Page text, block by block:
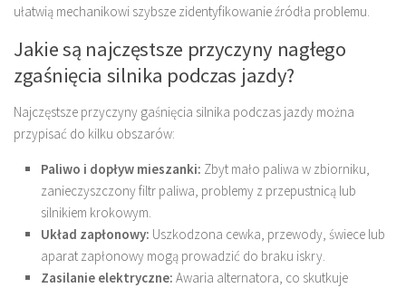
ułatwią mechanikowi szybsze zidentyfikowanie źródła problemu.
Jakie są najczęstsze przyczyny nagłego
zgaśnięcia silnika podczas jazdy?
Najczęstsze przyczyny gaśnięcia silnika podczas jazdy można
przypisać do kilku obszarów:
Paliwo i dopływ mieszanki: Zbyt mało paliwa w zbiorniku,
zanieczyszczony filtr paliwa, problemy z przepustnicą lub
silnikiem krokowym.
Układ zapłonowy: Uszkodzona cewka, przewody, świece lub
aparat zapłonowy mogą prowadzić do braku iskry.
Zasilanie elektryczne: Awaria alternatora, co skutkuje